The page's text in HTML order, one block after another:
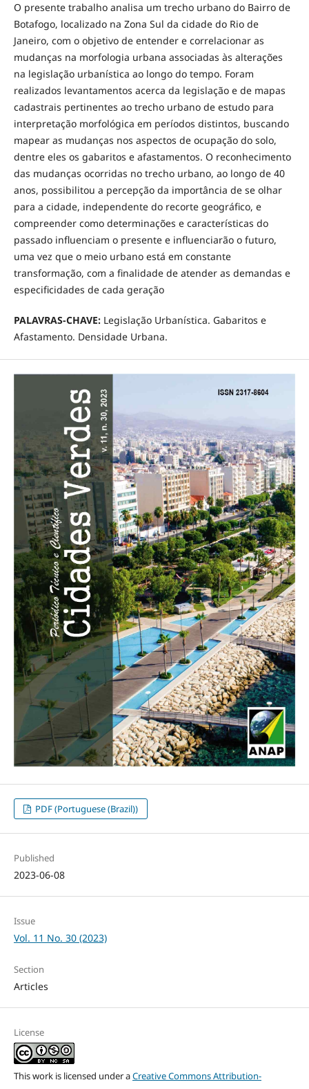
O presente trabalho analisa um trecho urbano do Bairro de
Botafogo, localizado na Zona Sul da cidade do Rio de
Janeiro, com o objetivo de entender e correlacionar as
mudanças na morfologia urbana associadas às alterações
na legislação urbanística ao longo do tempo. Foram
realizados levantamentos acerca da legislação e de mapas
cadastrais pertinentes ao trecho urbano de estudo para
interpretação morfológica em períodos distintos, buscando
mapear as mudanças nos aspectos de ocupação do solo,
dentre eles os gabaritos e afastamentos. O reconhecimento
das mudanças ocorridas no trecho urbano, ao longo de 40
anos, possibilitou a percepção da importância de se olhar
para a cidade, independente do recorte geográfico, e
compreender como determinações e características do
passado influenciam o presente e influenciarão o futuro,
uma vez que o meio urbano está em constante
transformação, com a finalidade de atender as demandas e
especificidades de cada geração
PALAVRAS-CHAVE: Legislação Urbanística. Gabaritos e
Afastamento. Densidade Urbana.
PDF (Portuguese (Brazil))
Published
2023-06-08
Issue
Vol. 11 No. 30 (2023)
Section
Articles
License
This work is licensed under aCreative Commons Attribution-